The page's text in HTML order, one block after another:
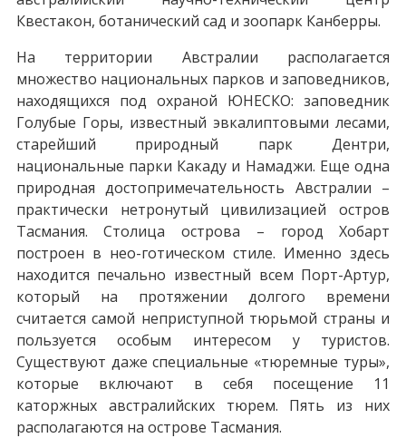
Квестакон, ботанический сад и зоопарк Канберры.
На территории Австралии располагается
множество национальных парков и заповедников,
находящихся под охраной ЮНЕСКО: заповедник
Голубые Горы, известный эвкалиптовыми лесами,
старейший природный парк Дентри,
национальные парки Какаду и Намаджи. Еще одна
природная достопримечательность Австралии –
практически нетронутый цивилизацией остров
Тасмания. Столица острова – город Хобарт
построен в нео-готическом стиле. Именно здесь
находится печально известный всем Порт-Артур,
который на протяжении долгого времени
считается самой неприступной тюрьмой страны и
пользуется особым интересом у туристов.
Существуют даже специальные «тюремные туры»,
которые включают в себя посещение 11
каторжных австралийских тюрем. Пять из них
располагаются на острове Тасмания.